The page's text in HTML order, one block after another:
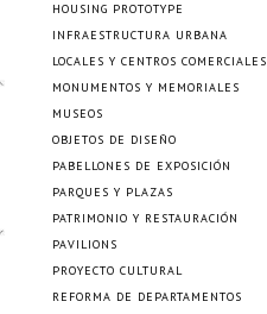
HOUSING PROTOTYPE
INFRAESTRUCTURA URBANA
LOCALES Y CENTROS COMERCIALES
MONUMENTOS Y MEMORIALES
MUSEOS
OBJETOS DE DISEÑO
PABELLONES DE EXPOSICIÓN
PARQUES Y PLAZAS
PATRIMONIO Y RESTAURACIÓN
PAVILIONS
PROYECTO CULTURAL
REFORMA DE DEPARTAMENTOS